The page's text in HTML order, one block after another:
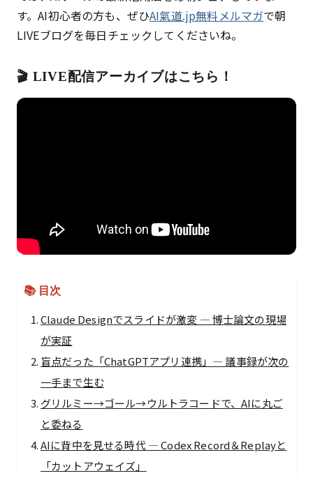
す。AI初心者の方も、ぜひAI氣道.jp無料メルマガで朝
LIVEブログを毎日チェックしてくださいね。
🎬 LIVE配信アーカイブはこちら！
📚 目次
Claude Designでスライドが激変 — 博士論文の現場
が実証
盲点だった「ChatGPTアプリ連携」— 議事録が次の
一手まで生む
グリルミー→ゴール→ウルトラコードで、AIに丸ご
と委ねる
AIに背中を見せる時代 — Codex Record＆Replayと
「カットアウェイズ」